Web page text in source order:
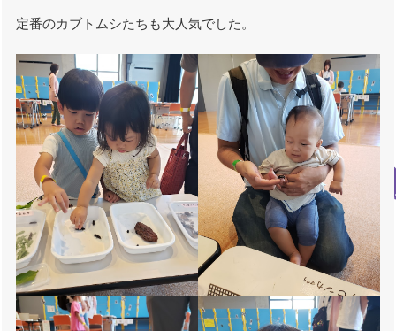
定番のカブトムシたちも大人気でした。